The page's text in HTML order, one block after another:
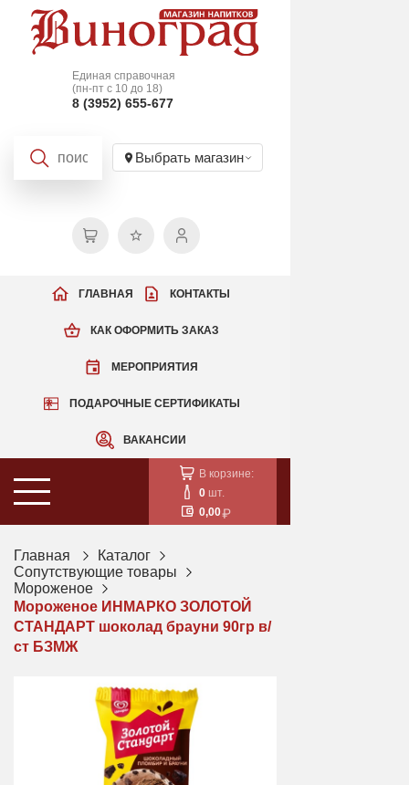
Единая справочная
(пн-пт с 10 до 18)
8 (3952) 655-677
Выбрать магазин
КАК ОФОРМИТЬ ЗАКАЗ
МЕРОПРИЯТИЯ
ПОДАРОЧНЫЕ СЕРТИФИКАТЫ
ВАКАНСИИ
ГЛАВНАЯ КОНТАКТЫ
В корзине:
0 шт.
0,00
Главная
Каталог
Сопутствующие товары
Мороженое
Мороженое ИНМАРКО ЗОЛОТОЙ
СТАНДАРТ шоколад брауни 90гр в/
ст БЗМЖ